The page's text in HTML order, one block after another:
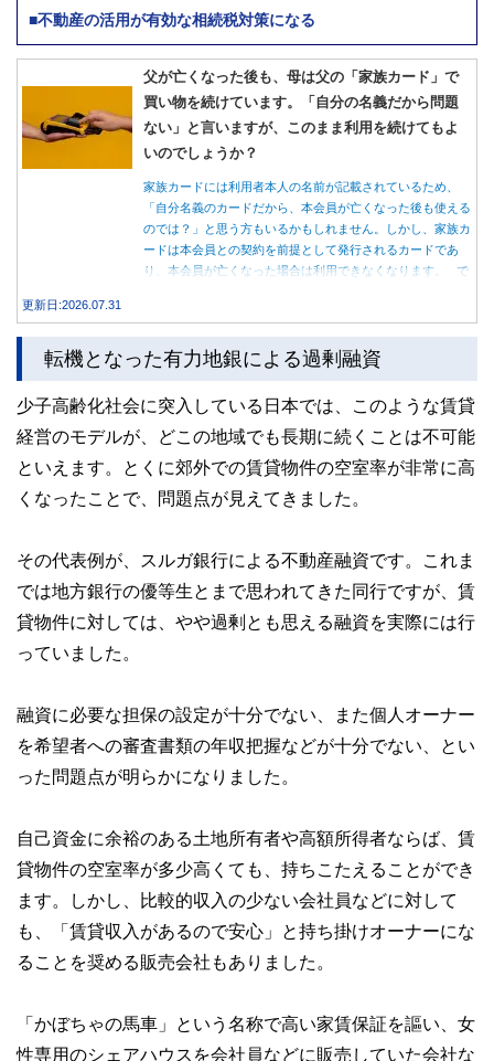
■不動産の活用が有効な相続税対策になる
父が亡くなった後も、母は父の「家族カード」で
買い物を続けています。「自分の名義だから問題
ない」と言いますが、このまま利用を続けてもよ
いのでしょうか？
家族カードには利用者本人の名前が記載されているため、
「自分名義のカードだから、本会員が亡くなった後も使える
のでは？」と思う方もいるかもしれません。しかし、家族カ
ードは本会員との契約を前提として発行されるカードであ
り、本会員が亡くなった場合は利用できなくなります。 で
族が行うべき手続きについて分かりやすく解説します。
更新日:2026.07.31
転機となった有力地銀による過剰融資
少子高齢化社会に突入している日本では、このような賃貸
経営のモデルが、どこの地域でも長期に続くことは不可能
といえます。とくに郊外での賃貸物件の空室率が非常に高
くなったことで、問題点が見えてきました。
その代表例が、スルガ銀行による不動産融資です。これま
では地方銀行の優等生とまで思われてきた同行ですが、賃
貸物件に対しては、やや過剰とも思える融資を実際には行
っていました。
融資に必要な担保の設定が十分でない、また個人オーナー
を希望者への審査書類の年収把握などが十分でない、とい
った問題点が明らかになりました。
自己資金に余裕のある土地所有者や高額所得者ならば、賃
貸物件の空室率が多少高くても、持ちこたえることができ
ます。しかし、比較的収入の少ない会社員などに対して
も、「賃貸収入があるので安心」と持ち掛けオーナーにな
ることを奨める販売会社もありました。
「かぼちゃの馬車」という名称で高い家賃保証を謳い、女
性専用のシェアハウスを会社員などに販売していた会社な